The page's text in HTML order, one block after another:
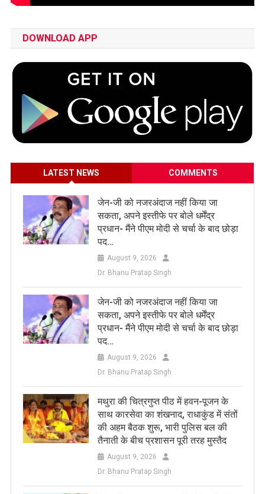
DOWNLOAD APP
LATEST NEWS COMMENTS
जेन-जी को नजरअंदाज नहीं किया जा
सकता, अपने इस्तीफे पर बोले धर्मेंद्र
प्रधान- मैंने पीएम मोदी से चर्चा के बाद छोड़ा
पद…
August 9, 2026
Dr. Bhanu Pratap Singh
जेन-जी को नजरअंदाज नहीं किया जा
सकता, अपने इस्तीफे पर बोले धर्मेंद्र
प्रधान- मैंने पीएम मोदी से चर्चा के बाद छोड़ा
पद…
August 9, 2026
Dr. Bhanu Pratap Singh
मथुरा की चित्रगुप्त पीठ में हवन-पूजन के
साथ कारसेवा का शंखनाद, राधाकुंड में संतों
की अहम बैठक शुरू, भारी पुलिस बल की
तैनाती के बीच प्रशासन पूरी तरह मुस्तैद
August 9, 2026
Dr. Bhanu Pratap Singh